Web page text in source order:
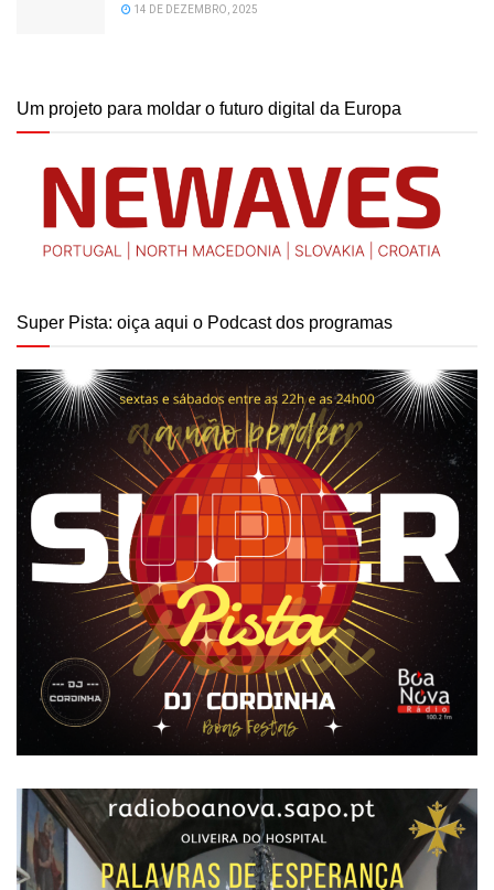
14 DE DEZEMBRO, 2025
Um projeto para moldar o futuro digital da Europa
Super Pista: oiça aqui o Podcast dos programas